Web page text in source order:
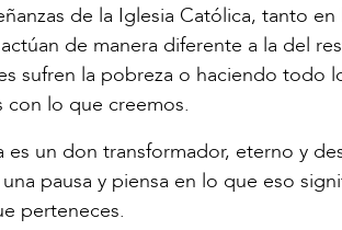
de la Iglesia Católica, tanto
de manera diferente a la del
sufren la pobreza o haciendo todo
con lo que creemos.
un don transformador, eterno y
pausa y piensa en lo que eso
perteneces.